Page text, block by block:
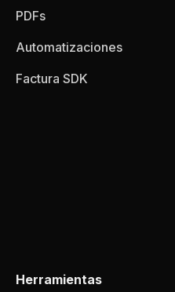
PDFs
Automatizaciones
Factura SDK
Herramientas